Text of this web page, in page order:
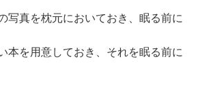
写真を枕元においておき、眠る前に
本を用意しておき、それを眠る前に